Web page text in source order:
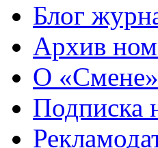
Блог
Архив
О «Смене»
Подписка